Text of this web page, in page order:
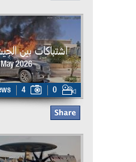
اشتباكات بين
2026
4 0